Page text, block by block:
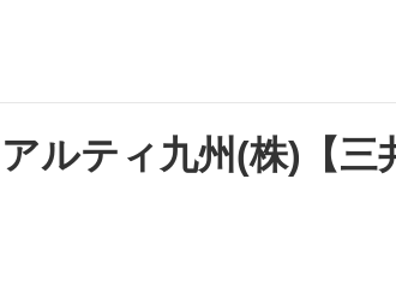
ルティ九州(株)【